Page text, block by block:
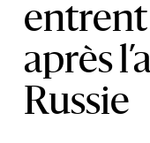
après
Russie